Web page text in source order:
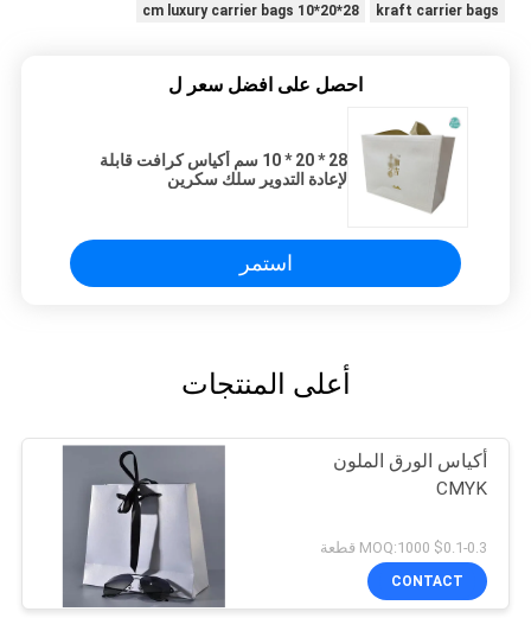
kraft carrier bags
28*20*10 cm luxury carrier bags
احصل على افضل سعر ل
28 * 20 * 10 سم أكياس كرافت قابلة
لإعادة التدوير سلك سكرين
استمر
أعلى المنتجات
أكياس الورق الملون
CMYK
$0.1-0.3 MOQ:1000 قطعة
CONTACT